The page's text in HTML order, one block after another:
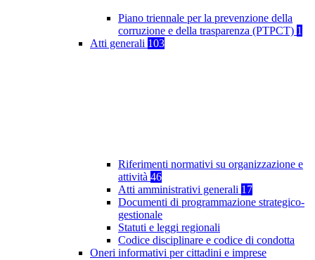
Piano triennale per la prevenzione della
corruzione e della trasparenza (PTPCT) 1
Atti generali 103
Riferimenti normativi su organizzazione e
attività 46
Atti amministrativi generali 17
Documenti di programmazione strategico-
gestionale
Statuti e leggi regionali
Codice disciplinare e codice di condotta
Oneri informativi per cittadini e imprese